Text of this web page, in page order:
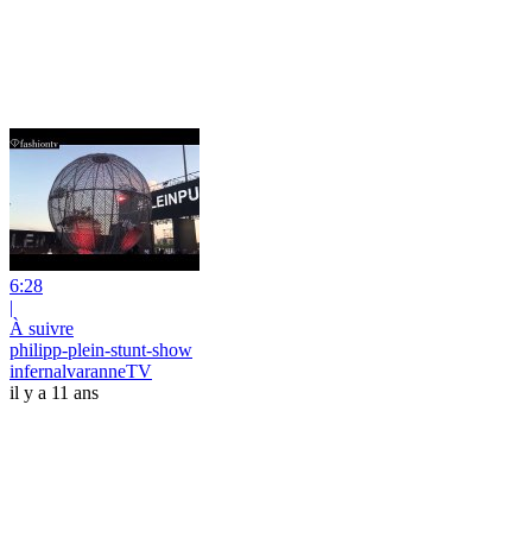
6:28
|
À suivre
philipp-plein-stunt-show
infernalvaranneTV
il y a 11 ans